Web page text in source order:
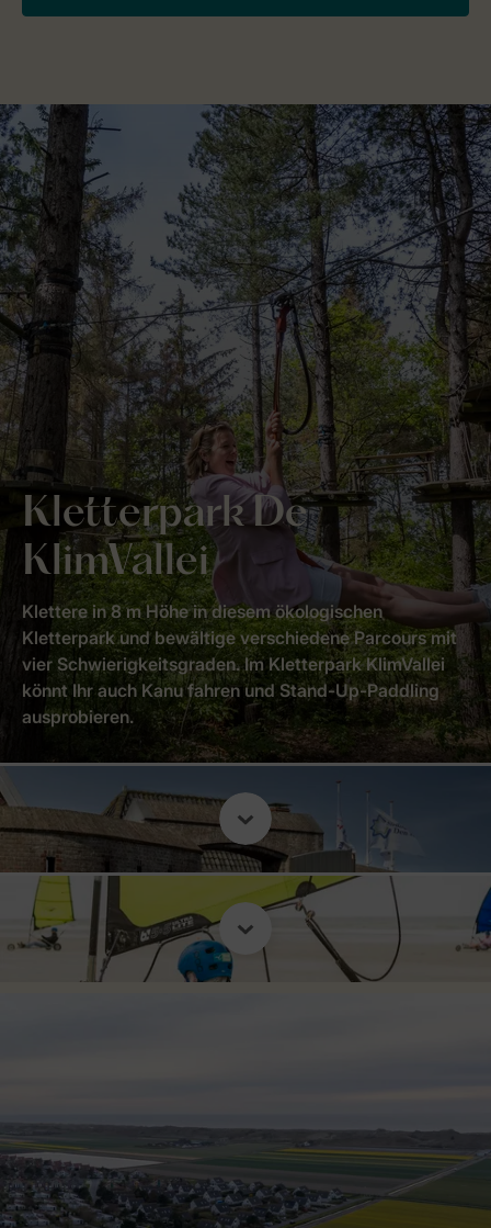
Kletterpark De
KlimVallei
Klettere in 8 m Höhe in diesem ökologischen
Kletterpark und bewältige verschiedene Parcours mit
vier Schwierigkeitsgraden. Im Kletterpark KlimVallei
könnt Ihr auch Kanu fahren und Stand-Up-Paddling
ausprobieren.